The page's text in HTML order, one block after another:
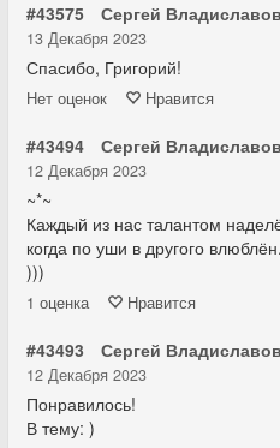
#43575 Сергей
13 Декабря 2023
Спасибо, Григорий!
Нет оценок Нравится
#43494 Сергей
12 Декабря 2023
~*~
Каждый из нас талантом
когда по уши в другого влюблён.
)))
1 оценка Нравится
#43493 Сергей
12 Декабря 2023
Понравилось!
В тему: )